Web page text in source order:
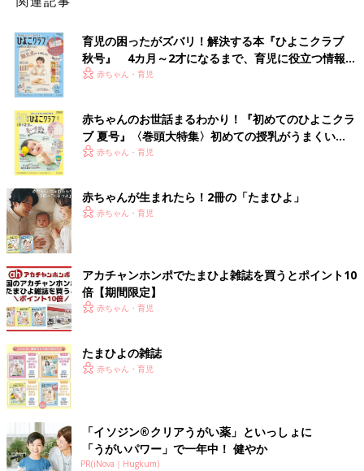
育児の困ったがズバリ！解決する本『ひよこクラブ
秋号』 4カ月～2才になるまで、育児に役立つ情報が
いっぱい！
赤ちゃん・育児
赤ちゃんのお世話まるわかり！『初めてのひよこクラ
ブ 夏号』〈巻頭大特集〉初めての授乳がうまくい
く！ おっぱい・ミルクの基本と夏のトラブル 解決テ
赤ちゃん・育児
赤ちゃんが生まれたら！2冊の「たまひよ」
赤ちゃん・育児
アカチャンホンポでたまひよ雑誌を買うとポイント10
倍【期間限定】
赤ちゃん・育児
たまひよの雑誌
赤ちゃん・育児
「イソジン®クリアうがい薬」といっしょに
「うがいパワー」で一年中！ 健やか
PR(iNova｜Hugkum)